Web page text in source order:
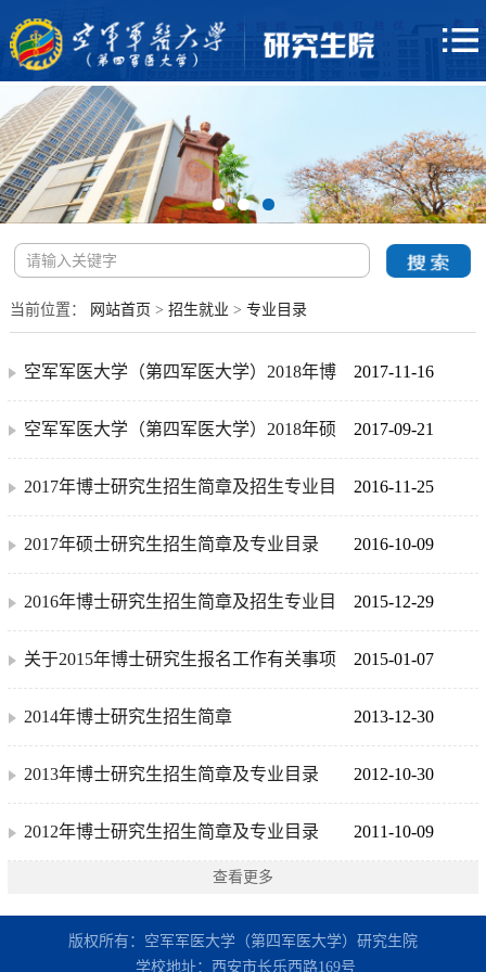
当前位置： 网站首页 > 招生就业 > 专业目录
空军军医大学（第四军医大学）2018年博
士研究生招生简章及招生专业目录
2017-11-16
空军军医大学（第四军医大学）2018年硕
士研究生招生简章及招生专业目录
2017-09-21
2017年博士研究生招生简章及招生专业目
录
2016-11-25
2017年硕士研究生招生简章及专业目录 2016-10-09
2016年博士研究生招生简章及招生专业目
录
2015-12-29
关于2015年博士研究生报名工作有关事项
的通知
2015-01-07
2014年博士研究生招生简章 2013-12-30
2013年博士研究生招生简章及专业目录 2012-10-30
2012年博士研究生招生简章及专业目录 2011-10-09
查看更多
版权所有：空军军医大学（第四军医大学）研究生院
学校地址：西安市长乐西路169号